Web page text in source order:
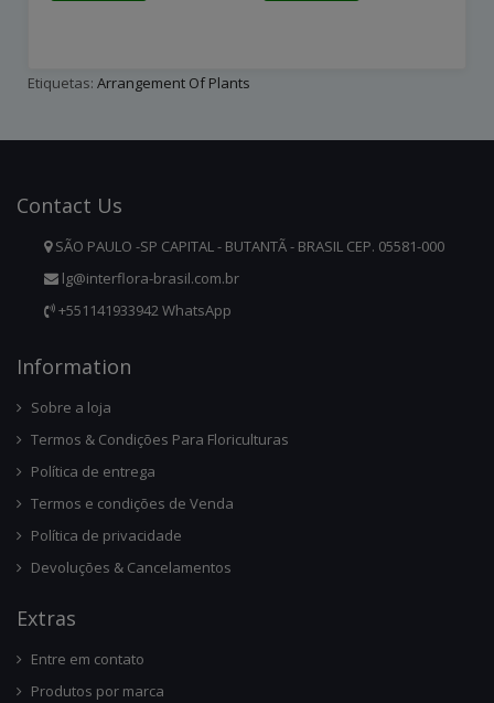
Etiquetas: Arrangement Of Plants
Contact Us
SÃO PAULO -SP CAPITAL - BUTANTÃ - BRASIL CEP. 05581-000
lg@interflora-brasil.com.br
+551141933942 WhatsApp
InforMation
Sobre a loja
Termos & Condições Para Floriculturas
Política de entrega
Termos e condições de Venda
Política de privacidade
Devoluções & Cancelamentos
ExtRas
Entre em contato
Produtos por marca